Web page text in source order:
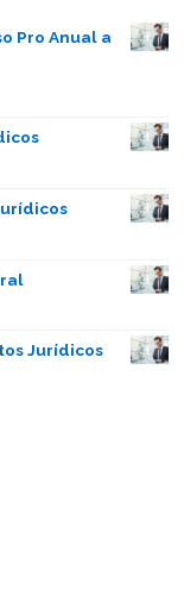
Pro Anual a
Jurídicos